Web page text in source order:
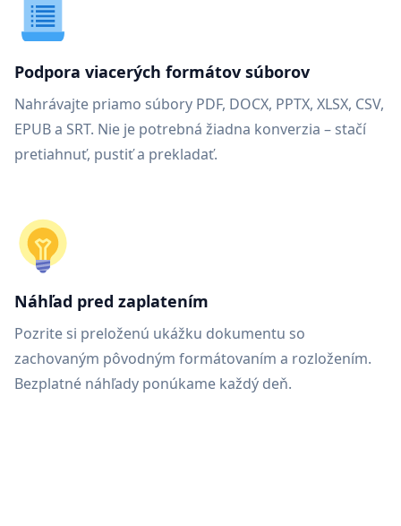
Podpora viacerých formátov súborov
Nahrávajte priamo súbory PDF, DOCX, PPTX, XLSX, CSV,
EPUB a SRT. Nie je potrebná žiadna konverzia – stačí
pretiahnuť, pustiť a prekladať.
Náhľad pred zaplatením
Pozrite si preloženú ukážku dokumentu so
zachovaným pôvodným formátovaním a rozložením.
Bezplatné náhľady ponúkame každý deň.